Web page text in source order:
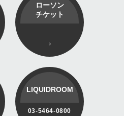
ローソン
チケット
LIQUIDROOM
03-5464-0800